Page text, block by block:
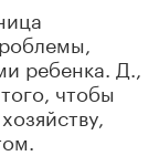
ребенка. Д.,
чтобы